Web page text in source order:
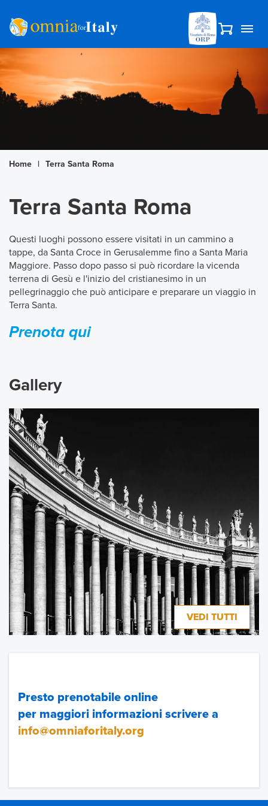
Home | Terra Santa Roma
Terra Santa Roma
Questi luoghi possono essere visitati in un cammino a
tappe, da Santa Croce in Gerusalemme fino a Santa Maria
Maggiore. Passo dopo passo si può ricordare la vicenda
terrena di Gesù e l'inizio del cristianesimo in un
pellegrinaggio che può anticipare e preparare un viaggio in
Terra Santa.
Prenota qui
Gallery
VEDI TUTTI
Presto prenotabile online
per maggiori informazioni scrivere a
info@omniaforitaly.org